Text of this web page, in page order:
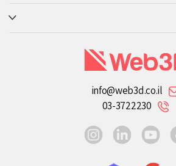
info@web3d.co.il
03-3722230
facebook
youtube
linkedin